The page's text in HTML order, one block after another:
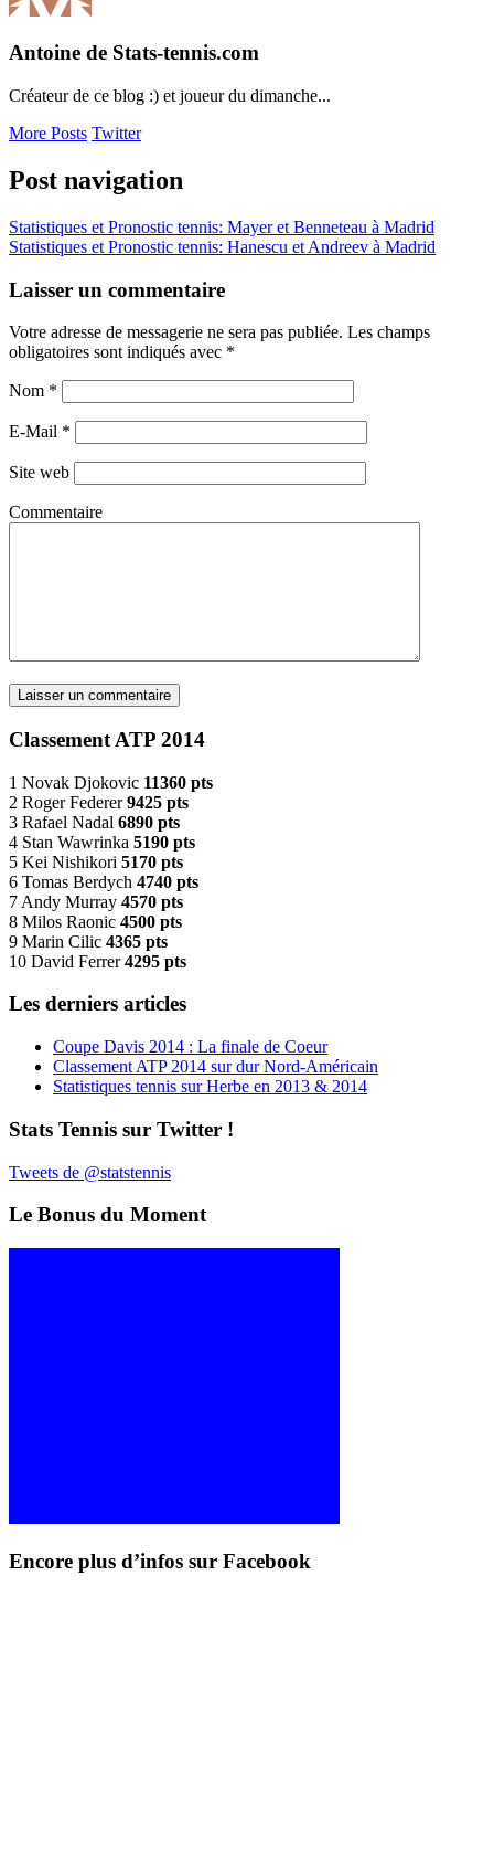
Antoine de Stats-tennis.com
Créateur de ce blog :) et joueur du dimanche...
More Posts Twitter
Post navigation
Statistiques et Pronostic tennis: Mayer et Benneteau à Madrid
Statistiques et Pronostic tennis: Hanescu et Andreev à Madrid
Laisser un commentaire
Votre adresse de messagerie ne sera pas publiée. Les champs
obligatoires sont indiqués avec *
Nom *
E-Mail *
Site web
Commentaire
Classement ATP 2014
1 Novak Djokovic 11360 pts
2 Roger Federer9425 pts
3 Rafael Nadal 6890 pts
4 Stan Wawrinka 5190 pts
5 Kei Nishikori 5170 pts
6 Tomas Berdych 4740 pts
7 Andy Murray 4570 pts
8 Milos Raonic 4500 pts
9 Marin Cilic 4365 pts
10 David Ferrer4295 pts
Les derniers articles
Coupe Davis 2014 : La finale de Coeur
Classement ATP 2014 sur dur Nord-Américain
Statistiques tennis sur Herbe en 2013 & 2014
Stats Tennis sur Twitter !
Tweets de @statstennis
Le Bonus du Moment
Encore plus d’infos sur Facebook